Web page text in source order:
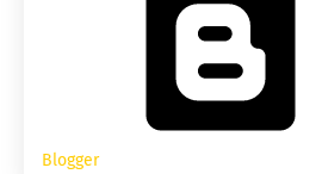
Blogger